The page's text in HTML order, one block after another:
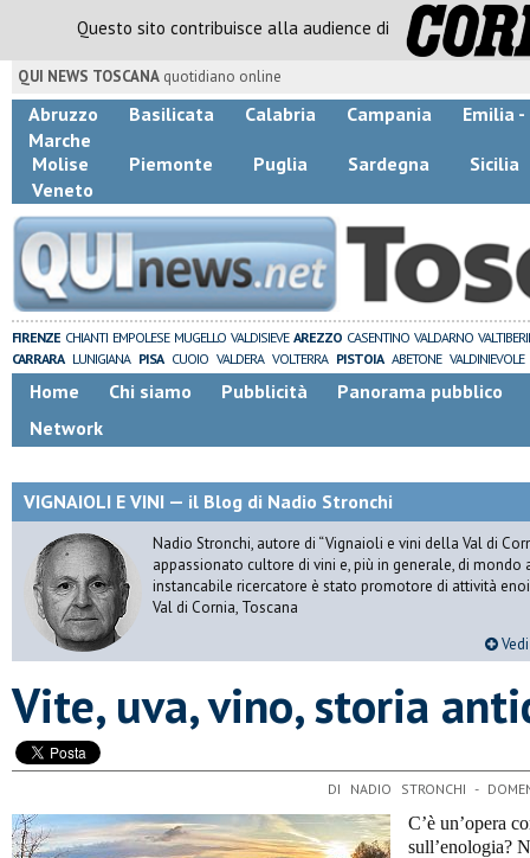
Questo sito contribuisce alla audience di
QUI NEWS TOSCANA quotidiano online
Abruzzo Basilicata Calabria Campania
Emilia -
Marche
Molise
Piemonte Puglia Sardegna
Sicilia
Veneto
FIRENZE CHIANTI EMPOLESE MUGELLO VALDISIEVE AREZZO CASENTINO VALDARNO
CARRARA LUNIGIANA PISA CUOIO VALDERA VOLTERRA PISTOIA ABETONE VALDINIEVOLE
Home Chi siamo Pubblicità
Panorama pubblico
Network
VIGNAIOLI E VINI — il Blog di Nadio Stronchi
Nadio Stronchi, autore di “Vignaioli e vini della Val di
appassionato cultore di vini e, più in generale, di
instancabile ricercatore è stato promotore di attività
Val di Cornia, Toscana
​Vite, uva, vino, storia
DI NADIO STRONCHI -
C’è un’opera
sull’enologia?